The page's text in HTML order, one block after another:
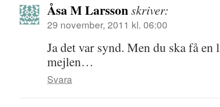
Åsa M Larssonskriver:
29 november, 2011 kl. 06:00
Ja det var synd. Men du ska få en
mejlen…
Svara